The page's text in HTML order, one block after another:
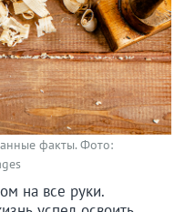
факты. Фото:
на все руки.